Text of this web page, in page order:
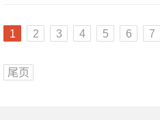
1 2 3 4 5 6 7
尾页